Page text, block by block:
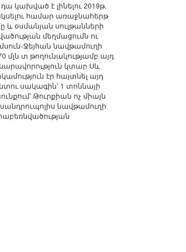
կախված է լինելու 2019թ.
համար առաջնահերթ
և օսմանյան սուլթանների
մեղմացումն ու
Ջեյհան նավթամուղի
մլն տ թողունակությամբ այդ
կտար Սև
էր հայտնել այդ
սակագին՝ 1 տոննայի
Թուրքիան ոչ միայն
նավթամուղի